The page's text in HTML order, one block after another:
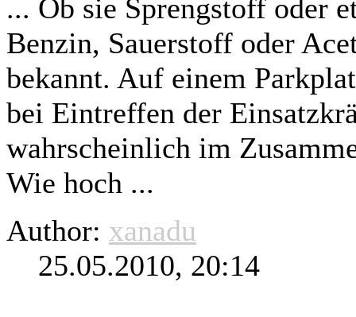
... Ob sie Sprengstoff oder
Benzin, Sauerstoff oder
bekannt. Auf einem
bei Eintreffen der
wahrscheinlich im
Wie hoch ...
Author: xanadu
25.05.2010, 20:14